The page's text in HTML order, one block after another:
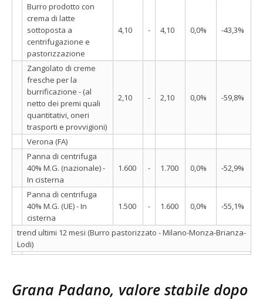
Burro prodotto con
crema di latte
sottoposta a
centrifugazione e
pastorizzazione
4,10 - 4,10 0,0% -43,3%
Zangolato di creme
fresche per la
burrificazione - (al
netto dei premi quali
quantitativi, oneri
trasporti e provvigioni)
2,10 - 2,10 0,0% -59,8%
Verona (FA)
Panna di centrifuga
40% M.G. (nazionale) -
In cisterna
1.600 - 1.700 0,0% -52,9%
Panna di centrifuga
40% M.G. (UE) - In
cisterna
1.500 - 1.600 0,0% -55,1%
trend ultimi 12 mesi (Burro pastorizzato - Milano-Monza-Brianza-
Lodi)
Grana Padano, valore stabile dopo